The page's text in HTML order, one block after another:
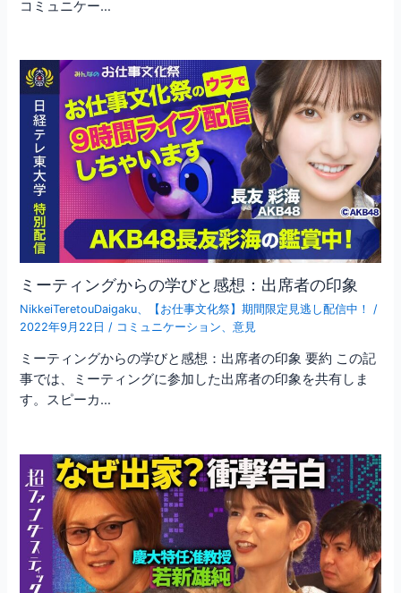
コミュニケー…
ミーティングからの学びと感想：出席者の印象
NikkeiTeretouDaigaku 【お仕事文化祭】期間限定見逃し配信中！
/
2022年9月22日 / コミュニケーション 、意見
ミーティングからの学びと感想：出席者の印象 要約 この記
事では、ミーティングに参加した出席者の印象を共有しま
す。スピーカ…